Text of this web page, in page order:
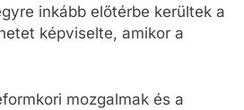
inkább előtérbe kerültek a
képviselte, amikor a
mozgalmak és a